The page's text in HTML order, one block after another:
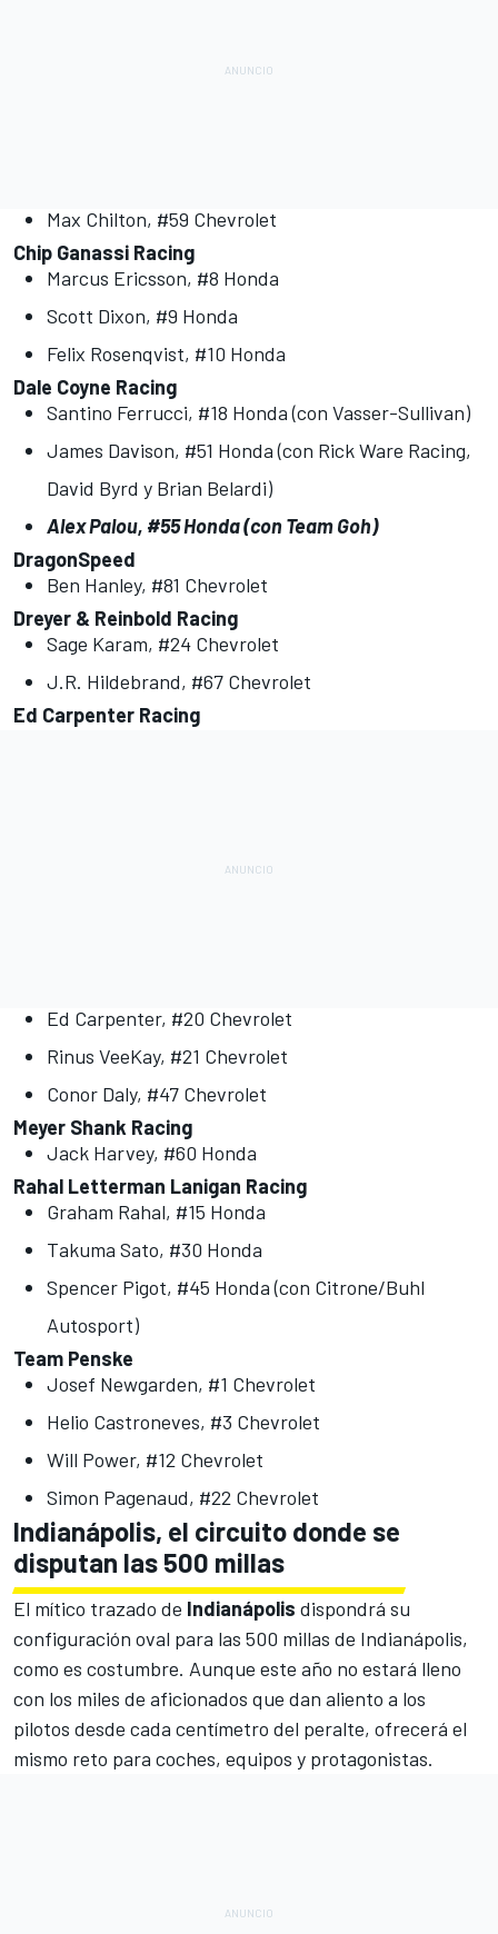
Max Chilton, #59 Chevrolet
Chip Ganassi Racing
Marcus Ericsson, #8 Honda
Scott Dixon, #9 Honda
Felix Rosenqvist, #10 Honda
Dale Coyne Racing
Santino Ferrucci, #18 Honda (con Vasser-Sullivan)
James Davison, #51 Honda (con Rick Ware Racing,
David Byrd y Brian Belardi)
Alex Palou, #55 Honda (con Team Goh)
DragonSpeed
Ben Hanley, #81 Chevrolet
Dreyer & Reinbold Racing
Sage Karam, #24 Chevrolet
J.R. Hildebrand, #67 Chevrolet
Ed Carpenter Racing
Ed Carpenter, #20 Chevrolet
Rinus VeeKay, #21 Chevrolet
Conor Daly, #47 Chevrolet
Meyer Shank Racing
Jack Harvey, #60 Honda
Rahal Letterman Lanigan Racing
Graham Rahal, #15 Honda
Takuma Sato, #30 Honda
Spencer Pigot, #45 Honda (con Citrone/Buhl
Autosport)
Team Penske
Josef Newgarden, #1 Chevrolet
Helio Castroneves, #3 Chevrolet
Will Power, #12 Chevrolet
Simon Pagenaud, #22 Chevrolet
Indianápolis, el circuito donde se
disputan las 500 millas
El mítico trazado de Indianápolis dispondrá su
configuración oval para las 500 millas de Indianápolis,
como es costumbre. Aunque este año no estará lleno
con los miles de aficionados que dan aliento a los
pilotos desde cada centímetro del peralte, ofrecerá el
mismo reto para coches, equipos y protagonistas.